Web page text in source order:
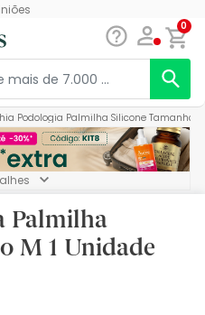
0
Podologia Palmilha Silicone Tamanho
Palmilha
M 1 Unidade